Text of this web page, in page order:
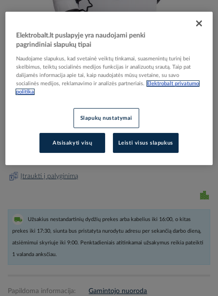
Skip
the
beginning
Reali prekė gali skirtis nuo pavaizduotos nuotraukoje
Stotelė įkrovimo montuojama 22.1kW 32A 400V T2
su kabeliu 5m Ex9EV3 T2 - NOARK
Elektrobalt prekės kodas
Gamintojo prekės kodas
Prisijunkite, norėdami pamatyti kainas
Įtraukti į palyginimą
Užsakius nestandartinių dydžių prekes arba kabelius iki 16:00, o kitas
prekes iki 17:30, siunta bus pristatyta nurodytu adresu per sekančią darbo dieną,
atsiėmimui skyriuje iki 9:00. Penktadieniais atitinkamai užsakymus reikia pateikti
1 valanda anksčiau.
Papildoma informacija: Gamintojo nuoroda
Elektrobalt.lt puslapyje yra naudojami penki
pagrindiniai slapukų tipai
Naudojame slapukus, kad svetainė veiktų tinkamai, suasmenintų turinį bei
skelbimus, teiktų socialinės medijos funkcijas ir analizuotų srautą. Taip pat
dalijamės informacija apie tai, kaip naudojatės mūsų svetaine, su savo
socialinės medijos, reklamavimo ir analizės partneriais.
Elektrobalt privatumo
politika
Slapukų nustatymai
Atsisakyti visų Leisti visus slapukus